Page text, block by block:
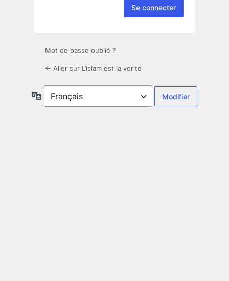
Mot de passe oublié ?
← Aller sur L’islam est la verité
Langue